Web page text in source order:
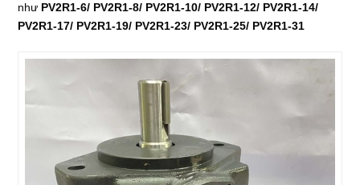
như PV2R1-6/ PV2R1-8/ PV2R1-10/ PV2R1-12/ PV2R1-14/
PV2R1-17/ PV2R1-19/ PV2R1-23/ PV2R1-25/ PV2R1-31